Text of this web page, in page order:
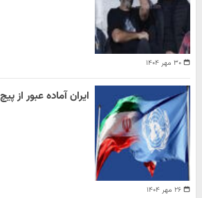
۳۰ مهر ۱۴۰۴
۲۶ مهر ۱۴۰۴
ایران آماده عبور از